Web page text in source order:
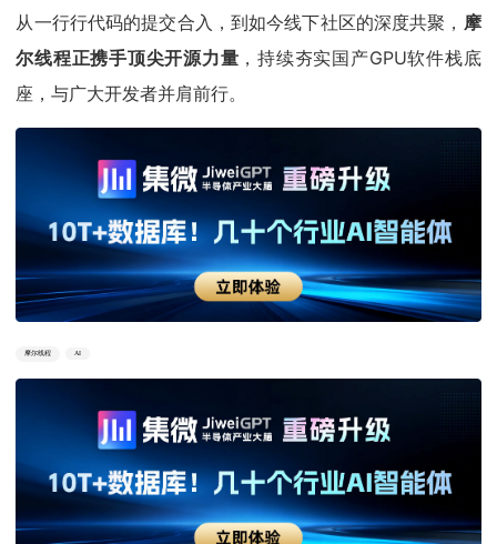
从一行行代码的提交合入，到如今线下社区的深度共聚， 摩
尔线程正携手顶尖开源力量 ，持续夯实国产GPU软件栈底
座，与广大开发者并肩前行。
摩尔线程 AI